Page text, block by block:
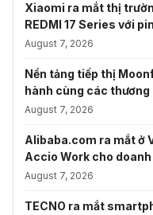
Xiaomi ra mắt thị
REDMI 17 Series với
August 7, 2026
Nền tảng tiếp thị
hành cùng các thương
August 7, 2026
Alibaba.com ra mắt ở
Accio Work cho
August 7, 2026
TECNO ra mắt